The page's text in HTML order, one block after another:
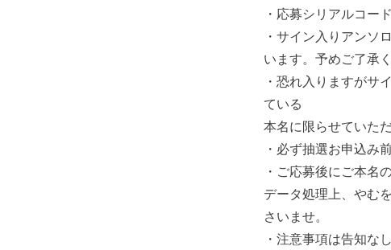
・応募シリアルコー
・サイン入りアンソ
います。予めご了承く
・恐れ入りますがサ
ている
本名に限らせていた
・必ず抽選お申込み
・ご応募後にご本名
データ処理上、やむ
さいませ。
・注意事項は告知な